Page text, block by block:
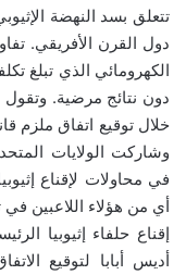
تتعلق بسد النهضة
دول القرن الأفريقي.
الكهرومائي الذي تبلغ
دون نتائج مرضية. وتقول
خلال توقيع اتفاق ملزم
وشاركت الولايات
في محاولات لإقناع
أي من هؤلاء اللاعبين
إقناع حلفاء إثيوبيا
أديس أبابا لتوقيع